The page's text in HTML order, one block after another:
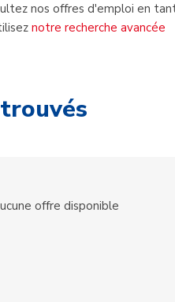
nos offres d'emploi en
notre recherche avancée
offre disponible